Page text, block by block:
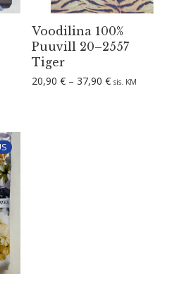
34,90 € kuni 60,90 €
24,43 € kuni 42,63 €
Voodilina 100%
Puuvill 20–2557
Tiger
20,90 € – 37,90 €Hinnavahemik:
sis. KM